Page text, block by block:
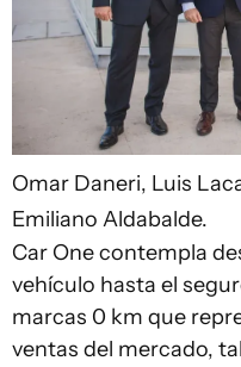
Omar Daneri, Luis
Emiliano Aldabalde.
Car One contempla
vehículo hasta el
marcas 0 km que
ventas del mercado,